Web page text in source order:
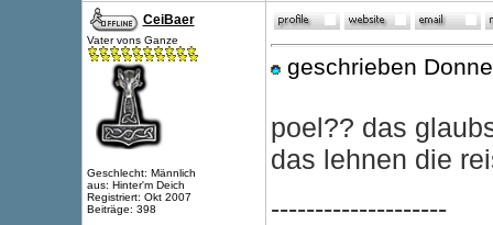
CeiBaer
Vater vons Ganze
Geschlecht: Männlich
aus: Hinter'm Deich
Registriert: Okt 2007
Beiträge: 398
geschrieben
poel?? das
das lehnen die
--------------------